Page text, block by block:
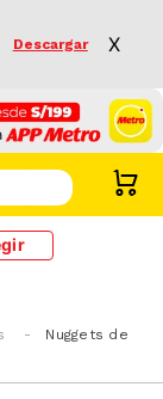
Descargar X
Nuggets de